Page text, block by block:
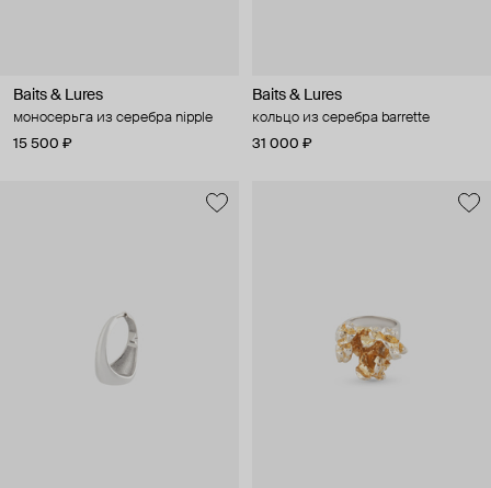
Baits & Lures
моносерьга из серебра nipple
15 500 ₽
Baits & Lures
кольцо из серебра barrette
31 000 ₽